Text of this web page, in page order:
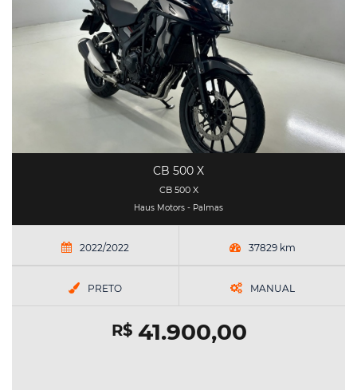
CB 500 X
CB 500 X
Haus Motors - Palmas
2022/2022 37829 km
PRETO MANUAL
R$41.900,00